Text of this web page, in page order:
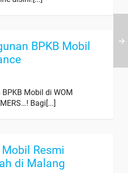
BPKB Mobil
Mobil di WOM
Bagi[...]
Resmi
di Malang